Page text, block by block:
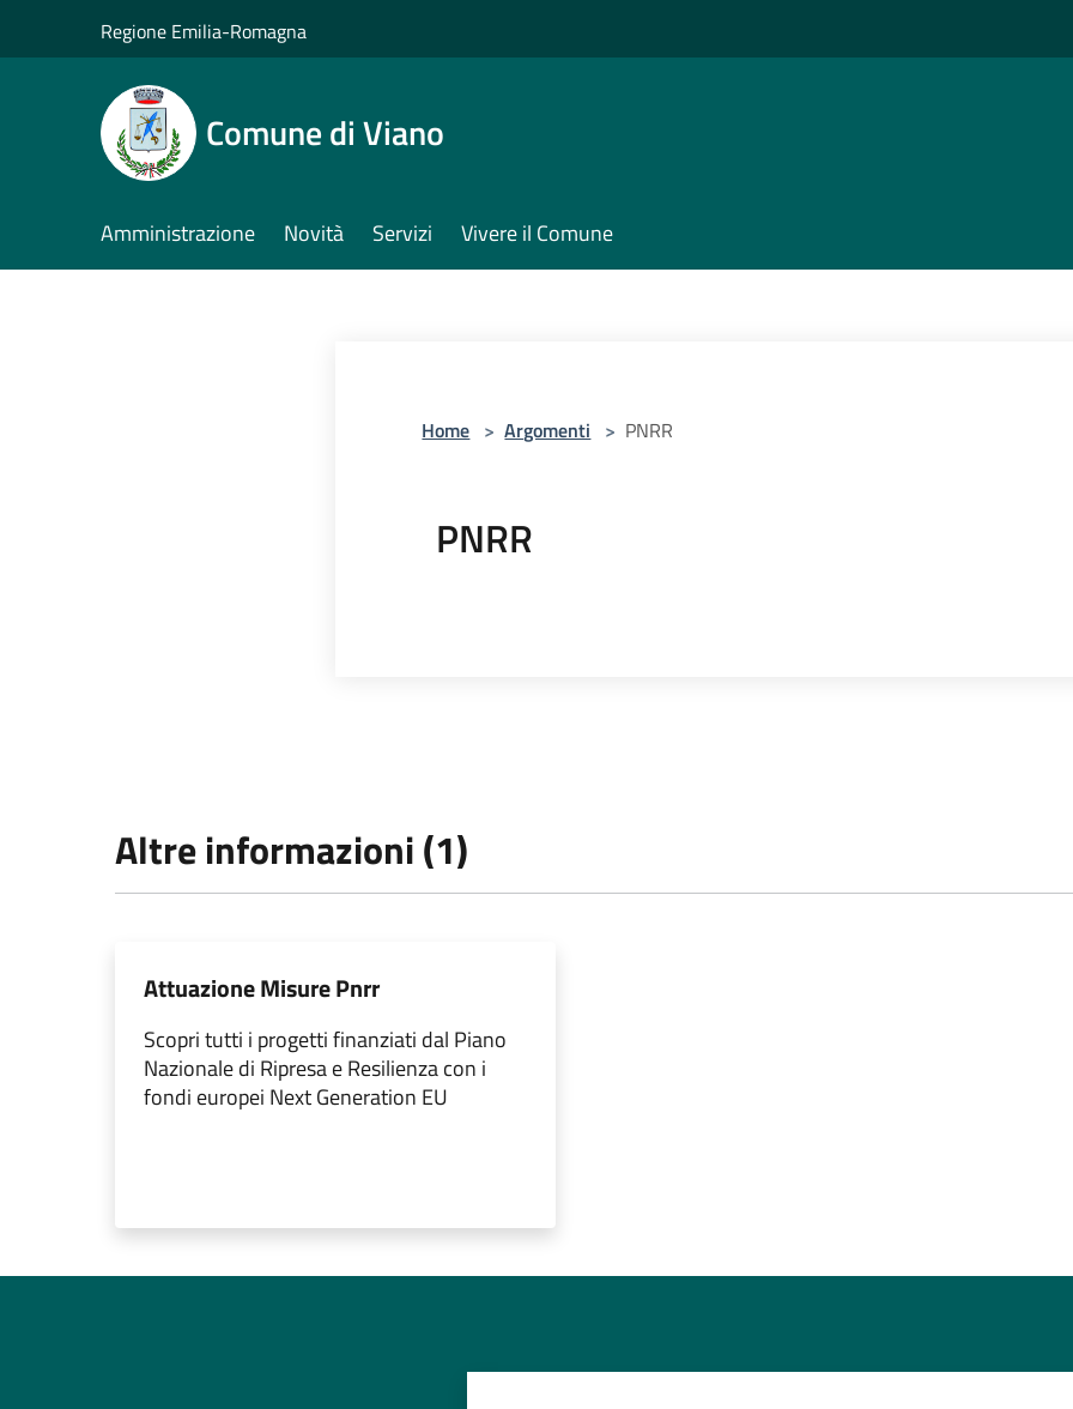
Regione Emilia-Romagna
Comune di Viano
Amministrazione Novità Servizi Vivere il Comune
Home > Argomenti > PNRR
PNRR
Altre informazioni (1)
Attuazione Misure Pnrr
Scopri tutti i progetti finanziati dal Piano
Nazionale di Ripresa e Resilienza con i
fondi europei Next Generation EU